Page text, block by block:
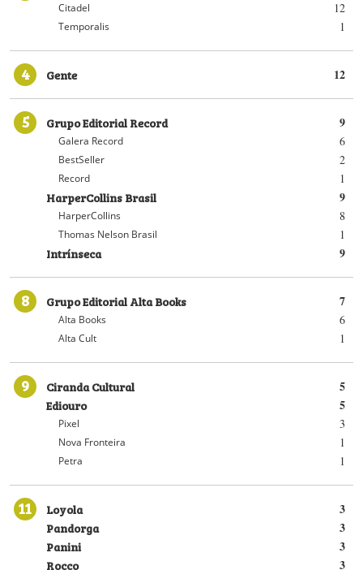
12
Citadel
1
Temporalis
4 12
Gente
5 9
Grupo Editorial Record
6
Galera Record
2
BestSeller
1
Record
9
HarperCollins Brasil
8
HarperCollins
1
Thomas Nelson Brasil
9
Intrínseca
8 7
Grupo Editorial Alta Books
6
Alta Books
1
Alta Cult
9 5
Ciranda Cultural
5
Ediouro
3
Pixel
1
Nova Fronteira
1
Petra
11 3
Loyola
3
Pandorga
3
Panini
3
Rocco